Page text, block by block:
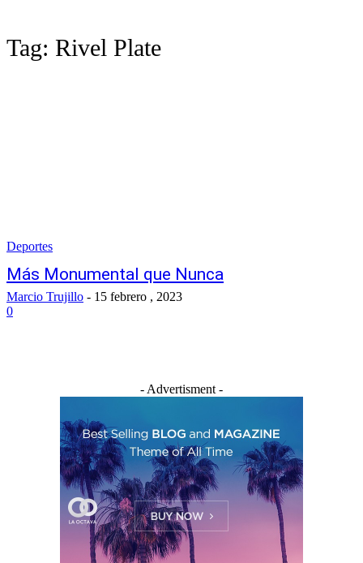
Tag: Rivel Plate
Deportes
Más Monumental que Nunca
Marcio Trujillo - 15 febrero , 2023
0
- Advertisment -